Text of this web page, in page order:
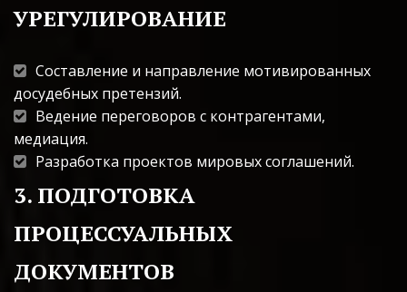
УРЕГУЛИРОВАНИЕ
Составление и направление мотивированных
досудебных претензий.
Ведение переговоров с контрагентами,
медиация.
Разработка проектов мировых соглашений.
3. ПОДГОТОВКА
ПРОЦЕССУАЛЬНЫХ
ДОКУМЕНТОВ